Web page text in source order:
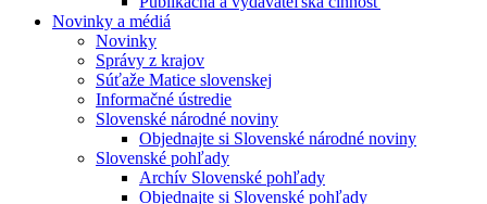
Novinky a médiá
Novinky
Správy z krajov
Súťaže Matice slovenskej
Informačné ústredie
Slovenské národné noviny
Objednajte si Slovenské národné noviny
Slovenské pohľady
Archív Slovenské pohľady
Objednajte si Slovenské pohľady